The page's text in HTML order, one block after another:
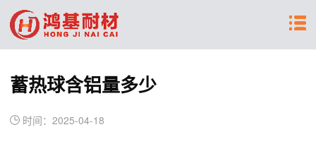
蓄热球含铝量多少
时间：2025-04-18